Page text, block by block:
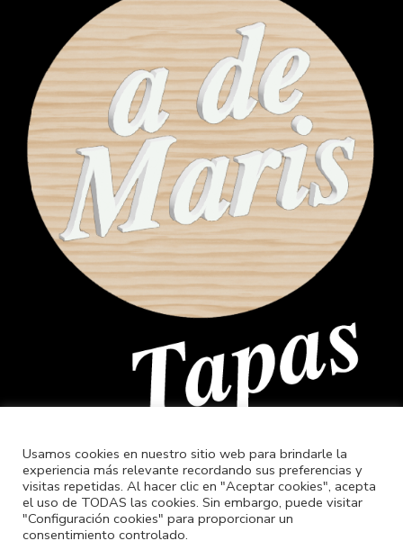
Usamos cookies en nuestro sitio web para brindarle la
experiencia más relevante recordando sus preferencias y
visitas repetidas. Al hacer clic en "Aceptar cookies", acepta
el uso de TODAS las cookies. Sin embargo, puede visitar
"Configuración cookies" para proporcionar un
consentimiento controlado.